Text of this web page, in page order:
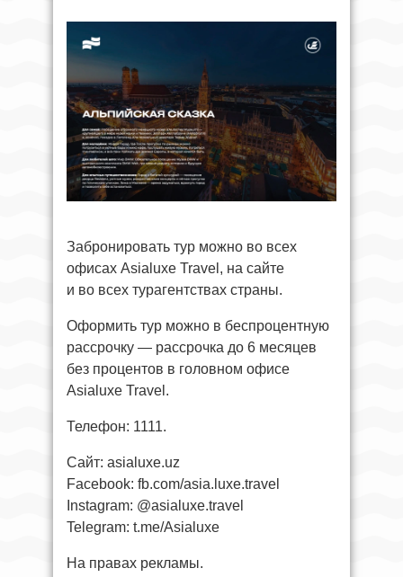
Забронировать тур можно во всех
офисах Asialuxe Travel, на сайте
и во всех турагентствах страны.
Оформить тур можно в беспроцентную
рассрочку — рассрочка до 6 месяцев
без процентов в головном офисе
Asialuxe Travel.
Телефон: 1111.
Сайт: asialuxe.uz
Facebook: fb.com/asia.luxe.travel
Instagram: @asialuxe.travel
Telegram: t.me/Asialuxe
На правах рекламы.